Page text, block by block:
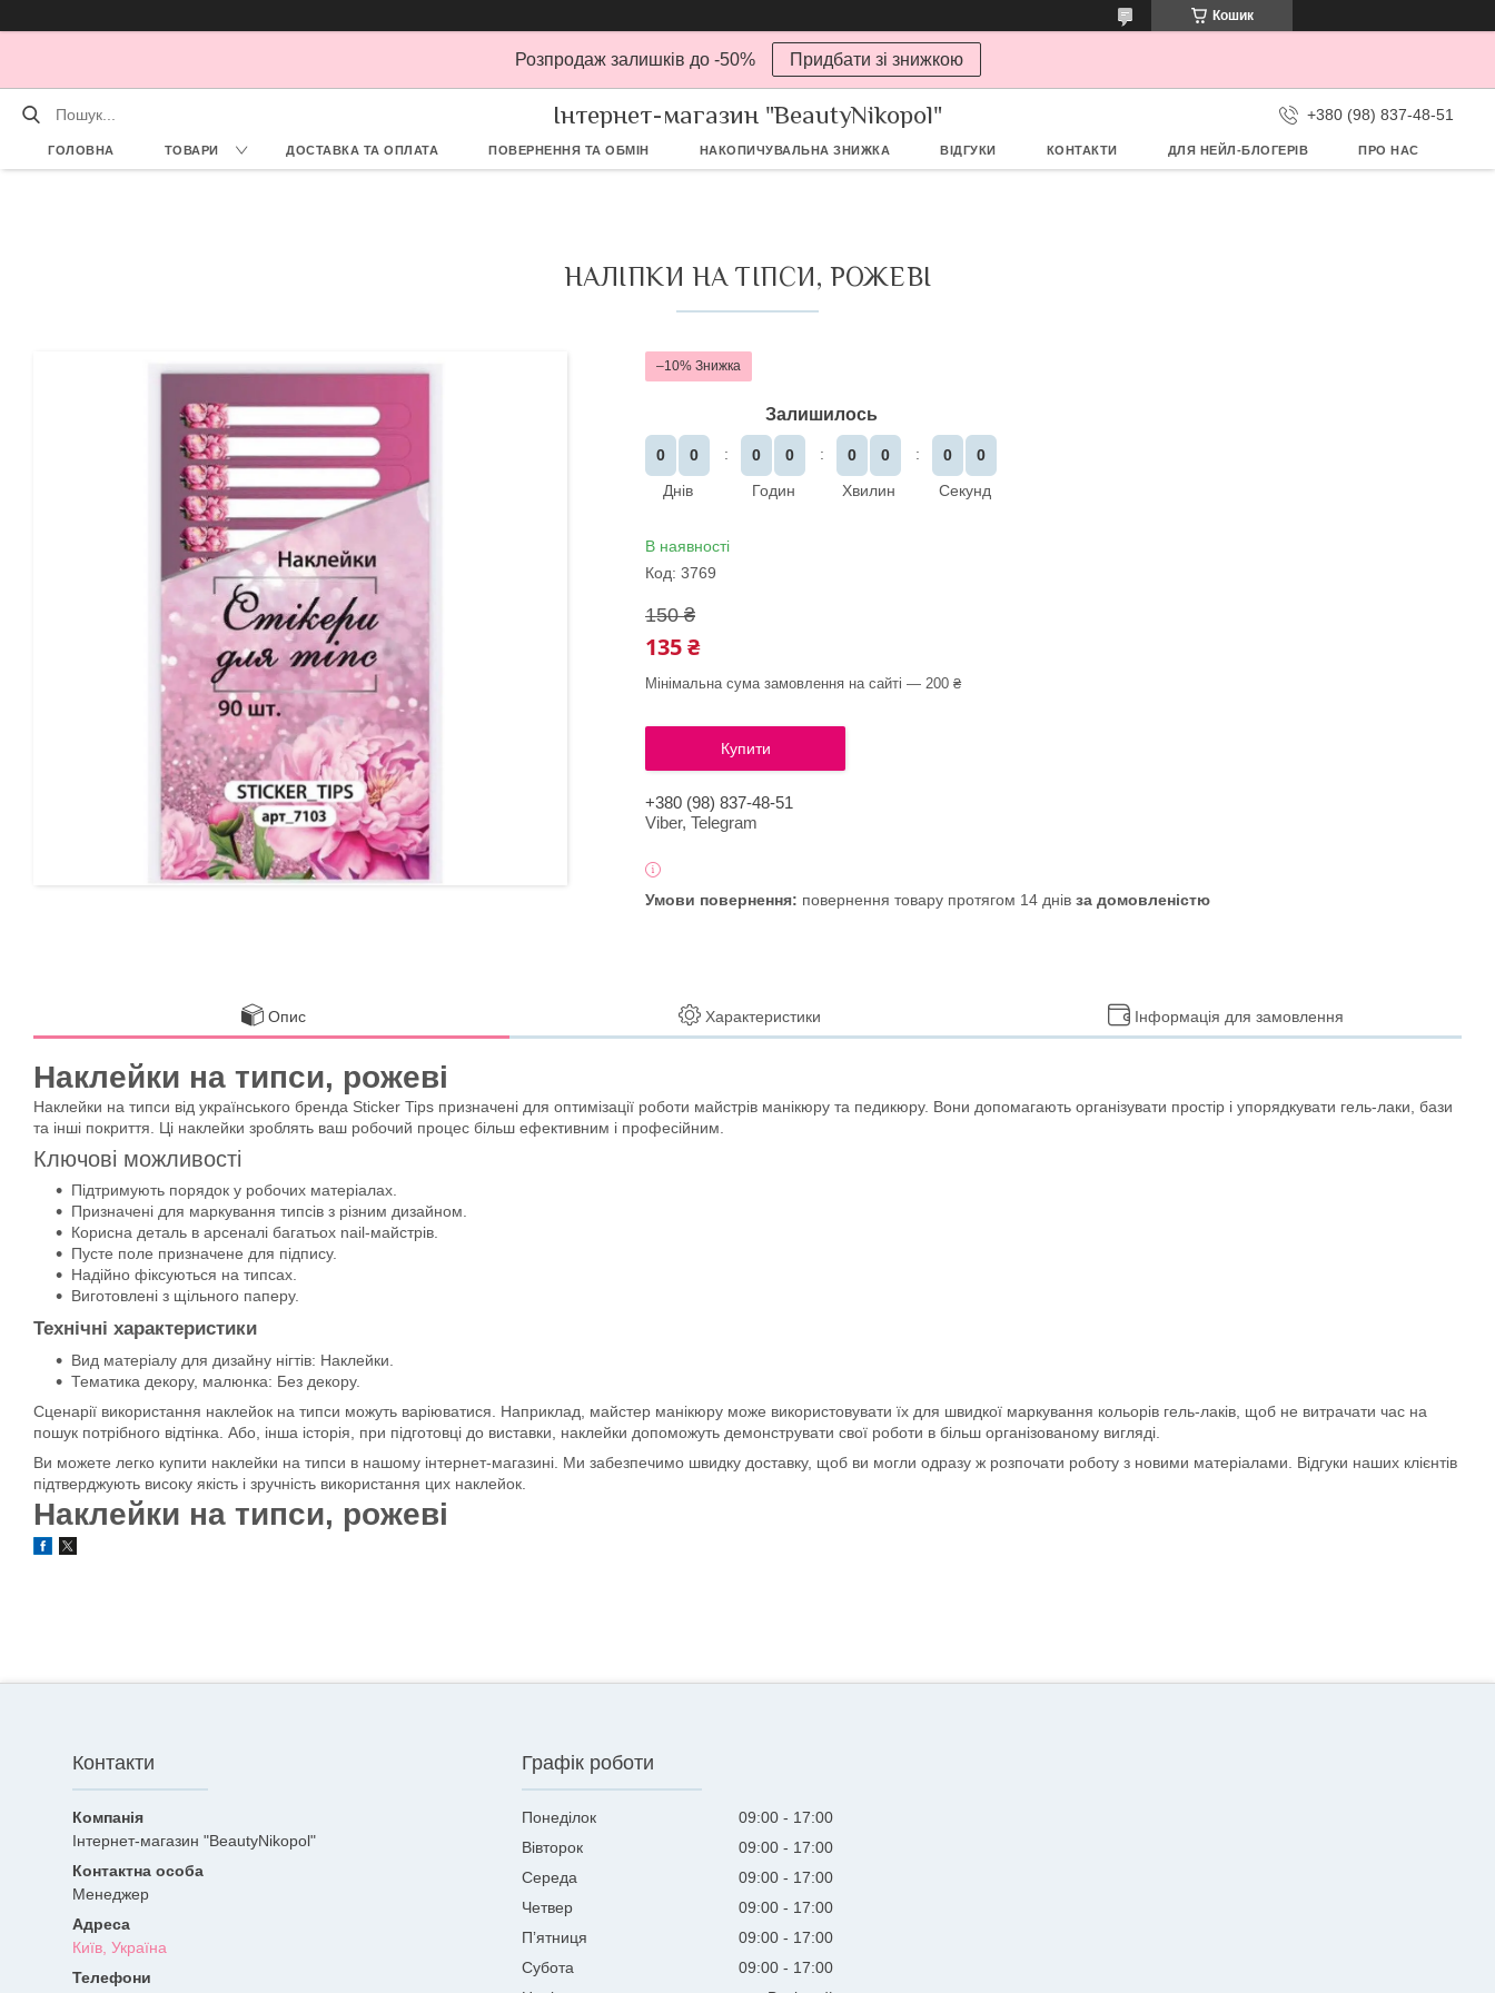
Кошик
Розпродаж залишків до -50% Придбати зі знижкою
Інтернет-магазин "BeautyNikopol" +380 (98) 837-48-51
ГОЛОВНА ТОВАРИ ДОСТАВКА ТА ОПЛАТА ПОВЕРНЕННЯ ТА ОБМІН НАКОПИЧУВАЛЬНА ЗНИЖКА ВІДГУКИ КОНТАКТИ ДЛЯ НЕЙЛ-БЛОГЕРІВ ПРО НАС
НАЛІПКИ НА ТІПСИ, РОЖЕВІ
–10%
Залишилось
0
0
Днів
0
0
Годин
0
0
Хвилин
0
0
Секунд
В наявності
Код: 3769
150 ₴
135 ₴
Мінімальна сума замовлення на сайті — 200 ₴
Купити
+380 (98) 837-48-51
Viber, Telegram
повернення товару протягом 14 днів за домовленістю
Опис Характеристики Інформація для замовлення
Наклейки на типси, рожеві
Наклейки на типси від українського бренда Sticker Tips призначені для оптимізації роботи майстрів манікюру та педикюру. Вони допомагають організувати простір і упорядкувати гель-лаки, бази
та інші покриття. Ці наклейки зроблять ваш робочий процес більш ефективним і професійним.
Ключові можливості
Підтримують порядок у робочих матеріалах.
Призначені для маркування типсів з різним дизайном.
Корисна деталь в арсеналі багатьох nail-майстрів.
Пусте поле призначене для підпису.
Надійно фіксуються на типсах.
Виготовлені з щільного паперу.
Технічні характеристики
Вид матеріалу для дизайну нігтів: Наклейки.
Тематика декору, малюнка: Без декору.
Сценарії використання наклейок на типси можуть варіюватися. Наприклад, майстер манікюру може використовувати їх для швидкої маркування кольорів гель-лаків, щоб не витрачати час на
пошук потрібного відтінка. Або, інша історія, при підготовці до виставки, наклейки допоможуть демонструвати свої роботи в більш організованому вигляді.
Ви можете легко купити наклейки на типси в нашому інтернет-магазині. Ми забезпечимо швидку доставку, щоб ви могли одразу ж розпочати роботу з новими матеріалами. Відгуки наших клієнтів
підтверджують високу якість і зручність використання цих наклейок.
Наклейки на типси, рожеві
Контакти
Інтернет-магазин "BeautyNikopol"
Менеджер
Київ, Україна
Графік роботи
Понеділок 09:00
17:00
Вівторок
09:00
17:00
Середа
09:00
17:00
Четвер
09:00
17:00
Пʼятниця
09:00
17:00
Субота
09:00
17:00